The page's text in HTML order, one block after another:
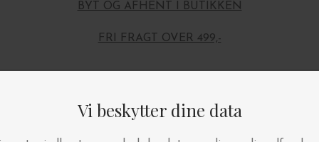
BYT OG AFHENT I BUTIKKEN
FRI FRAGT OVER 499,-